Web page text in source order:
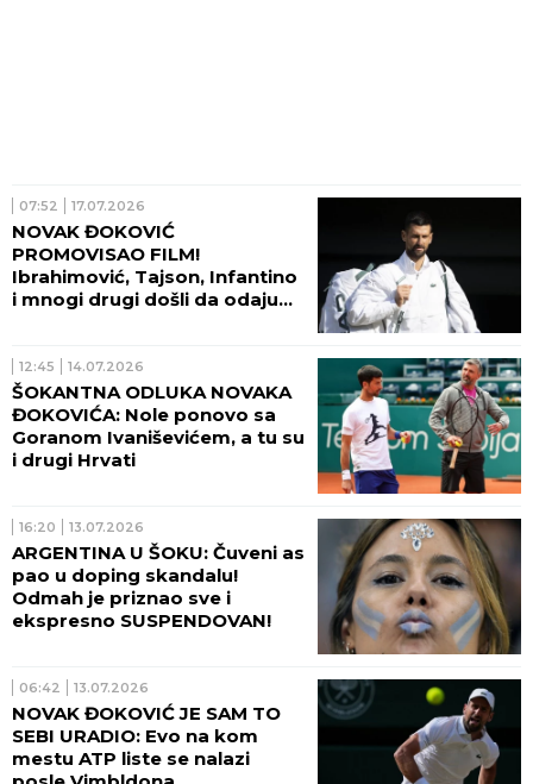
07:52 17.07.2026
NOVAK ĐOKOVIĆ
PROMOVISAO FILM!
Ibrahimović, Tajson, Infantino
i mnogi drugi došli da odaju
12:45 14.07.2026
ŠOKANTNA ODLUKA NOVAKA
ĐOKOVIĆA: Nole ponovo sa
Goranom Ivaniševićem, a tu su
i drugi Hrvati
16:20 13.07.2026
ARGENTINA U ŠOKU: Čuveni as
pao u doping skandalu!
Odmah je priznao sve i
ekspresno SUSPENDOVAN!
06:42 13.07.2026
NOVAK ĐOKOVIĆ JE SAM TO
SEBI URADIO: Evo na kom
mestu ATP liste se nalazi